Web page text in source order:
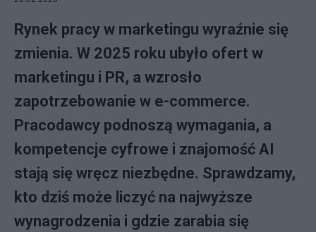
Rynek pracy w marketingu wyraźnie się
zmienia. W 2025 roku ubyło ofert w
marketingu i PR, a wzrosło
zapotrzebowanie w e-commerce.
Pracodawcy podnoszą wymagania, a
kompetencje cyfrowe i znajomość AI
stają się wręcz niezbędne. Sprawdzamy,
kto dziś może liczyć na najwyższe
wynagrodzenia i gdzie zarabia się